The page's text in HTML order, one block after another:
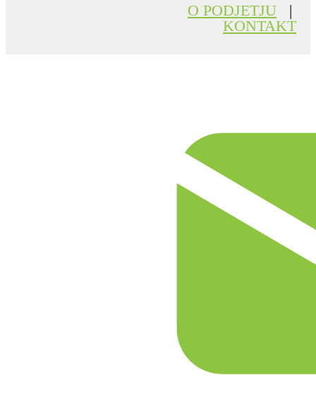
O PODJETJU |
KONTAKT